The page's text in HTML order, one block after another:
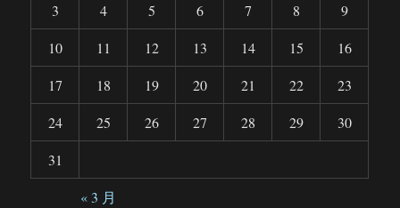
3
4 5 6 7 8
9
10
11 12 13 14 15
16
17
18 19 20 21 22
23
24
25 26 27 28 29
30
31
« 3 月